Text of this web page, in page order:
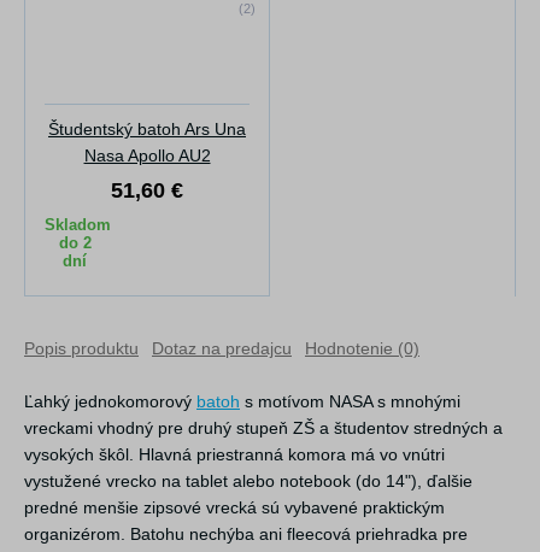
(2)
Študentský batoh Ars Una
Nasa Apollo AU2
51,60 €
Skladom
do 2
dní
Popis produktu Dotaz na predajcu Hodnotenie (0)
Ľahký jednokomorový batoh s motívom NASA s mnohými
vreckami vhodný pre druhý stupeň ZŠ a študentov stredných a
vysokých škôl. Hlavná priestranná komora má vo vnútri
vystužené vrecko na tablet alebo notebook (do 14"), ďalšie
predné menšie zipsové vrecká sú vybavené praktickým
organizérom. Batohu nechýba ani fleecová priehradka pre